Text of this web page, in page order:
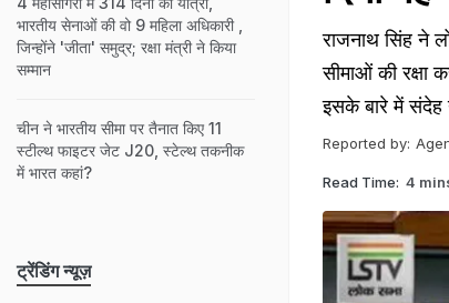
राजनाथ सिंह ने
सीमाओं की रक्षा
इसके बारे में संदेह
Reported by:
Read Time: 4
भारतीय सेनाओं की वो 9 मह‍िला अधि‍कारी ,
ज‍िन्‍होंने 'जीता' समुद्र; रक्षा मंत्री ने कि‍या
सम्‍मान
चीन ने भारतीय सीमा पर तैनात किए 11
स्टील्थ फाइटर जेट J20, स्टेल्थ तकनीक
में भारत कहां?
ट्रेंडिंग न्यूज़